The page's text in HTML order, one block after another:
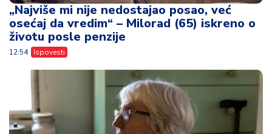
„Najviše mi nije nedostajao posao, već
osećaj da vredim“ – Milorad (65) iskreno o
životu posle penzije
12:54 Ispovesti